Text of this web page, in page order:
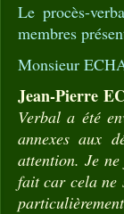
Le procès-
membres
Monsieur
Jean-Pierre
Verbal a été
annexes aux
attention. Je
fait car cela ne